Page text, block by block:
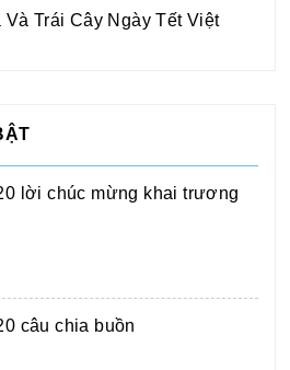
Trái Cây Ngày Tết Việt
lời chúc mừng khai trương
câu chia buồn